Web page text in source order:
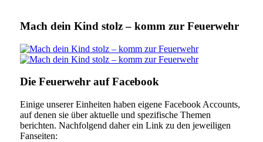
Mach dein Kind stolz – komm zur Feuerwehr
Die Feuerwehr auf Facebook
Einige unserer Einheiten haben eigene Facebook Accounts,
auf denen sie über aktuelle und spezifische Themen
berichten. Nachfolgend daher ein Link zu den jeweiligen
Fanseiten: